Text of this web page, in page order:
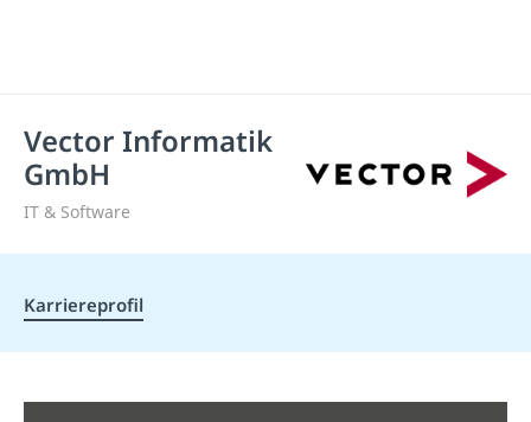
Vector Informatik
GmbH
IT & Software
Karriereprofil